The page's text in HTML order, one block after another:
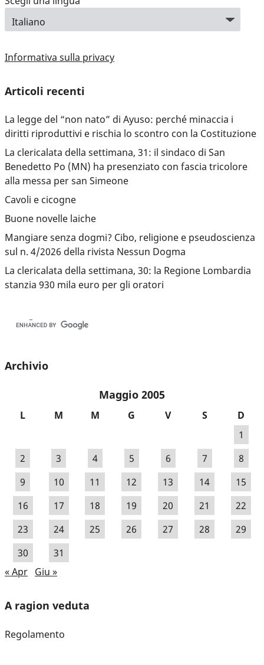
Informativa sulla privacy
Articoli recenti
La legge del “non nato” di Ayuso: perché minaccia i
diritti riproduttivi e rischia lo scontro con la Costituzione
La clericalata della settimana, 31: il sindaco di San
Benedetto Po (MN) ha presenziato con fascia tricolore
alla messa per san Simeone
Cavoli e cicogne
Buone novelle laiche
Mangiare senza dogmi? Cibo, religione e pseudoscienza
sul n. 4/2026 della rivista Nessun Dogma
La clericalata della settimana, 30: la Regione Lombardia
stanzia 930 mila euro per gli oratori
Archivio
Maggio 2005
L M M G V S
D
1
2
3 4 5 6 7
8
9
10 11 12 13 14
15
16
17 18 19 20 21
22
23
24 25 26 27 28
29
30
31
« Apr Giu »
A ragion veduta
Regolamento